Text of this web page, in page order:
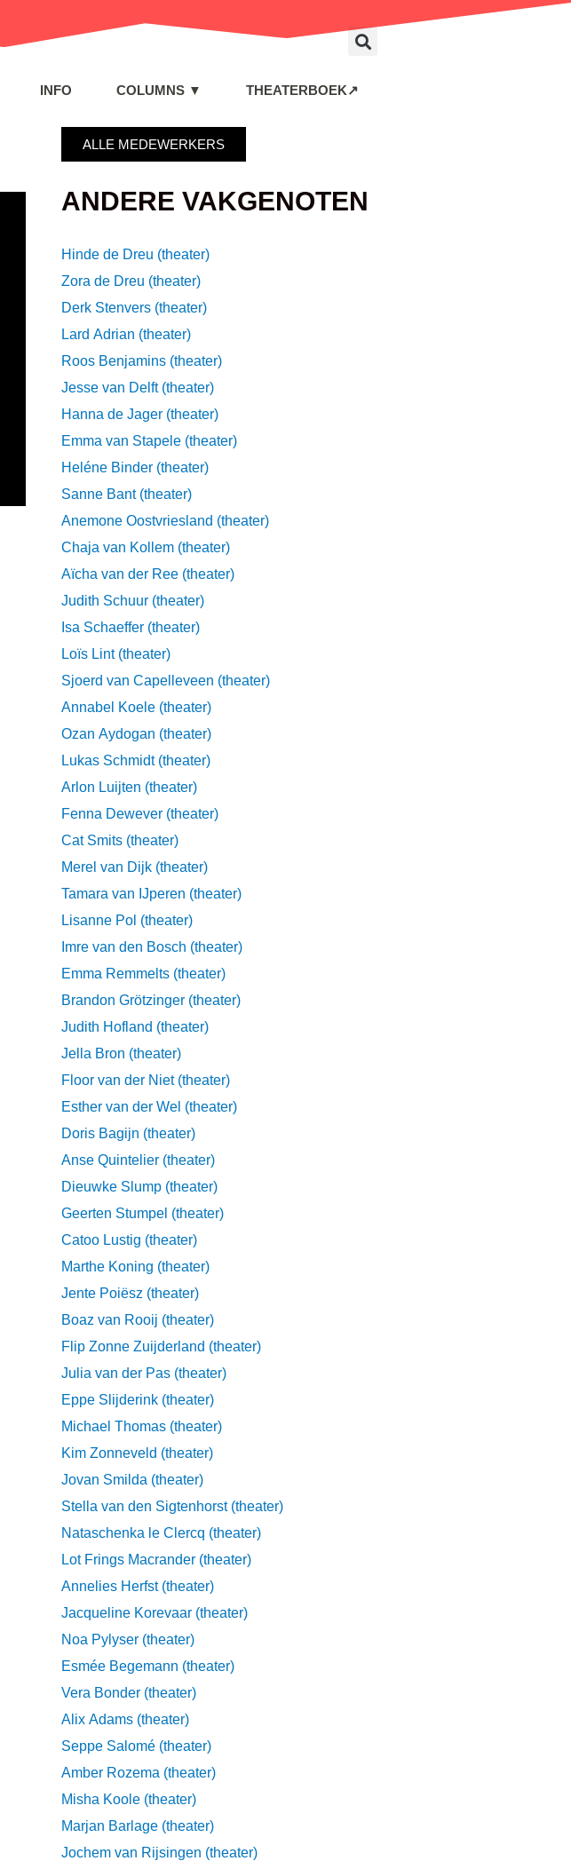
INFO COLUMNS ▼ THEATERBOEK↗
ALLE MEDEWERKERS
ANDERE VAKGENOTEN
Hinde de Dreu (theater)
Zora de Dreu (theater)
Derk Stenvers (theater)
Lard Adrian (theater)
Roos Benjamins (theater)
Jesse van Delft (theater)
Hanna de Jager (theater)
Emma van Stapele (theater)
Heléne Binder (theater)
Sanne Bant (theater)
Anemone Oostvriesland (theater)
Chaja van Kollem (theater)
Aïcha van der Ree (theater)
Judith Schuur (theater)
Isa Schaeffer (theater)
Loïs Lint (theater)
Sjoerd van Capelleveen (theater)
Annabel Koele (theater)
Ozan Aydogan (theater)
Lukas Schmidt (theater)
Arlon Luijten (theater)
Fenna Dewever (theater)
Cat Smits (theater)
Merel van Dijk (theater)
Tamara van IJperen (theater)
Lisanne Pol (theater)
Imre van den Bosch (theater)
Emma Remmelts (theater)
Brandon Grötzinger (theater)
Judith Hofland (theater)
Jella Bron (theater)
Floor van der Niet (theater)
Esther van der Wel (theater)
Doris Bagijn (theater)
Anse Quintelier (theater)
Dieuwke Slump (theater)
Geerten Stumpel (theater)
Catoo Lustig (theater)
Marthe Koning (theater)
Jente Poiësz (theater)
Boaz van Rooij (theater)
Flip Zonne Zuijderland (theater)
Julia van der Pas (theater)
Eppe Slijderink (theater)
Michael Thomas (theater)
Kim Zonneveld (theater)
Jovan Smilda (theater)
Stella van den Sigtenhorst (theater)
Nataschenka le Clercq (theater)
Lot Frings Macrander (theater)
Annelies Herfst (theater)
Jacqueline Korevaar (theater)
Noa Pylyser (theater)
Esmée Begemann (theater)
Vera Bonder (theater)
Alix Adams (theater)
Seppe Salomé (theater)
Amber Rozema (theater)
Misha Koole (theater)
Marjan Barlage (theater)
Jochem van Rijsingen (theater)